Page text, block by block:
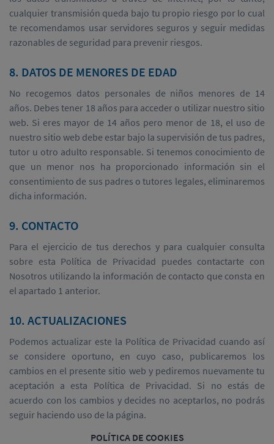
cualquier transmisión queda bajo tu propio riesgo por lo cual
te recomendamos usar servidores seguros y seguir medidas
razonables de seguridad para prevenir riesgos.
8. DATOS DE MENORES DE EDAD
No recogemos datos personales de niños menores de 14
años. Debes tener 18 años para acceder o utilizar nuestro sitio
web. Si eres mayor de 14 años pero menor de 18, el uso de
nuestro sitio web debe estar bajo la supervisión de tus padres,
tutor u otro adulto responsable. Si tenemos conocimiento de
que un menor nos ha proporcionado información sin el
consentimiento de sus padres o tutores legales, eliminaremos
dicha información.
9. CONTACTO
Para el ejercicio de tus derechos y para cualquier consulta
sobre esta Política de Privacidad puedes contactarte con
Nosotros utilizando la información de contacto que consta en
el apartado 1 anterior.
10. ACTUALIZACIONES
Podemos actualizar este la Política de Privacidad cuando así
se considere oportuno, en cuyo caso, publicaremos los
cambios en el presente sitio web y pediremos nuevamente tu
aceptación a esta Política de Privacidad. Si no estás de
acuerdo con los cambios y decides no aceptarlos, no podrás
seguir haciendo uso de la página.
POLÍTICA DE COOKIES